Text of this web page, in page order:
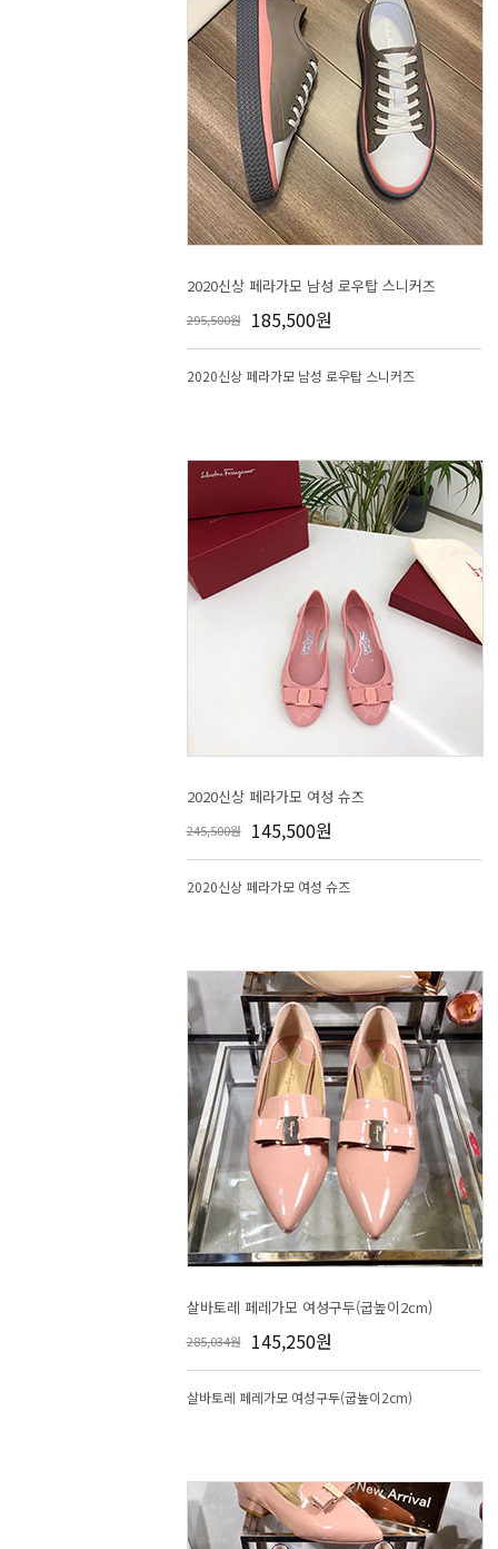
2020신상 페라가모 남성 로우탑 스니커즈
295,500원 185,500원
2020신상 페라가모 남성 로우탑 스니커즈
2020신상 페라가모 여성 슈즈
245,500원 145,500원
2020신상 페라가모 여성 슈즈
살바토레 페레가모 여성구두(굽높이2cm)
285,034원 145,250원
살바토레 페레가모 여성구두(굽높이2cm)